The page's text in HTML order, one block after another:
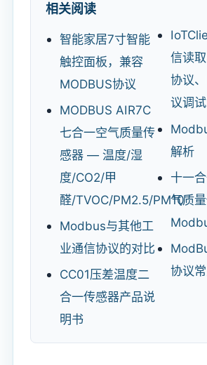
相关阅读
智能家居7寸智能
触控面板，兼容
MODBUS协议
MODBUS AIR7C
七合一空气质量传
感器 — 温度/湿
度/CO2/甲
醛/TVOC/PM2.5/PM10
Modbus与其他工
业通信协议的对比
CC01压差温度二
合一传感器产品说
明书
信读
协议
议调
解析
十一
气质
协议